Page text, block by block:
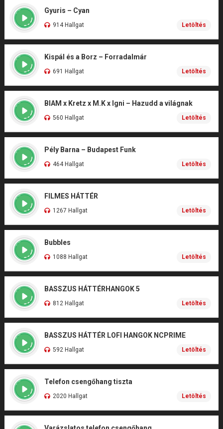
Gyuris – Cyan
914 Hallgat Letöltés
Kispál és a Borz – Forradalmár
691 Hallgat Letöltés
BIAM x Kretz x M.K x Igni – Hazudd a világnak
560 Hallgat Letöltés
Pély Barna – Budapest Funk
464 Hallgat Letöltés
FILMES HÁTTÉR
1267 Hallgat Letöltés
Bubbles
1088 Hallgat Letöltés
BASSZUS HÁTTÉRHANGOK 5
812 Hallgat Letöltés
BASSZUS HÁTTÉR LOFI HANGOK NCPRIME
592 Hallgat Letöltés
Telefon csengőhang tiszta
2020 Hallgat Letöltés